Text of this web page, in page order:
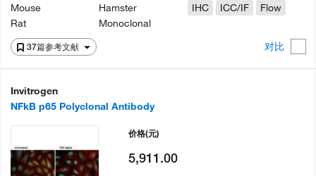
37篇参考文献 对比
Mouse
Rat
Hamster
Monoclonal
IHC
ICC/IF Flow
Invitrogen
NFkB p65 Polyclonal Antibody
价格(元)
5,911.00